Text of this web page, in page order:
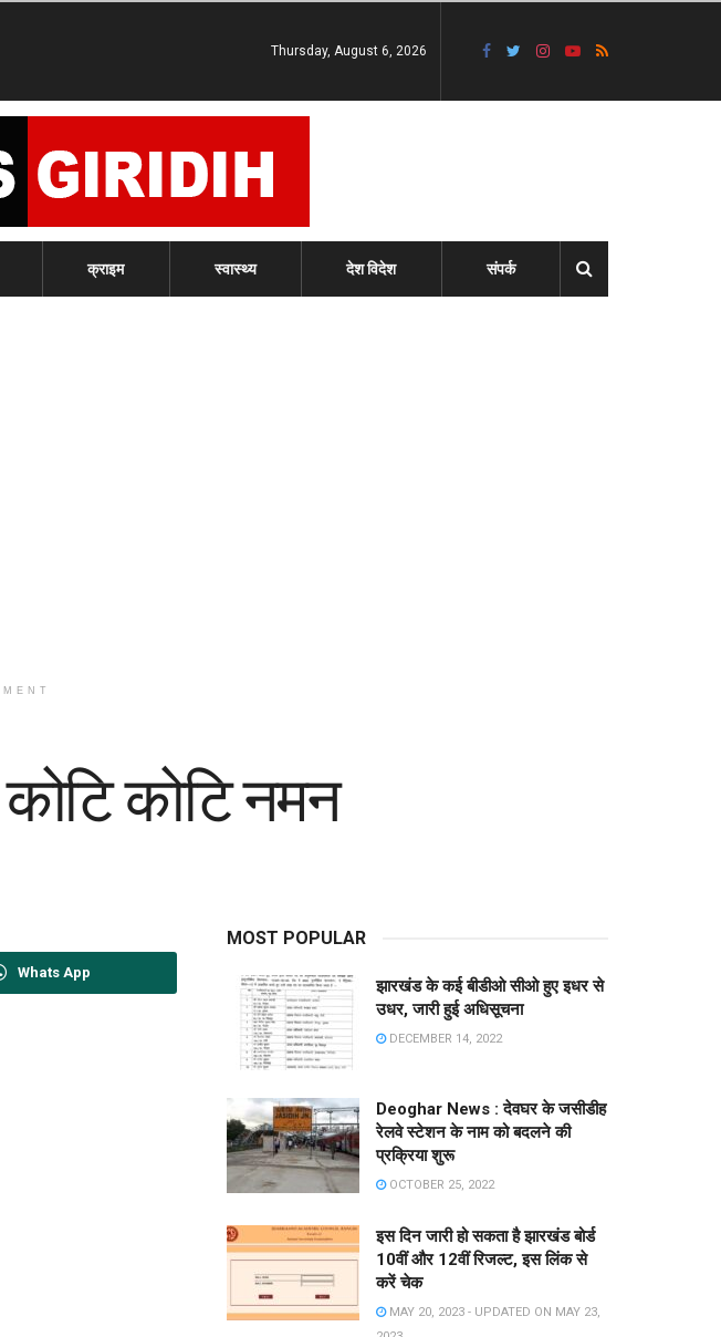
Thursday, August 6, 2026
क्राइम स्वास्थ्य देश विदेश संपर्क
कोटि नमन
Whats App
MOST POPULAR
झारखंड के कई बीडीओ सीओ हुए इधर से
उधर, जारी हुई अधिसूचना
DECEMBER 14, 2022
Deoghar News : देवघर के जसीडीह
रेलवे स्टेशन के नाम को बदलने की
प्रक्रिया शुरू
OCTOBER 25, 2022
इस दिन जारी हो सकता है झारखंड बोर्ड
10वीं और 12वीं रिजल्ट, इस लिंक से
करें चेक
MAY 20, 2023 - UPDATED ON MAY 23,